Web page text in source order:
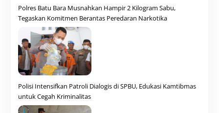
Polres Batu Bara Musnahkan Hampir 2 Kilogram Sabu,
Tegaskan Komitmen Berantas Peredaran Narkotika
Polisi Intensifkan Patroli Dialogis di SPBU, Edukasi Kamtibmas
untuk Cegah Kriminalitas